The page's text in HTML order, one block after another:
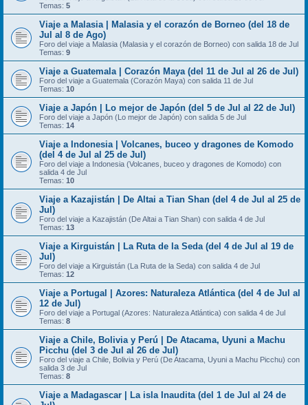
Temas: 5
Viaje a Malasia | Malasia y el corazón de Borneo (del 18 de
Jul al 8 de Ago)
Foro del viaje a Malasia (Malasia y el corazón de Borneo) con salida 18 de Jul
Temas: 9
Viaje a Guatemala | Corazón Maya (del 11 de Jul al 26 de Jul)
Foro del viaje a Guatemala (Corazón Maya) con salida 11 de Jul
Temas: 10
Viaje a Japón | Lo mejor de Japón (del 5 de Jul al 22 de Jul)
Foro del viaje a Japón (Lo mejor de Japón) con salida 5 de Jul
Temas: 14
Viaje a Indonesia | Volcanes, buceo y dragones de Komodo
(del 4 de Jul al 25 de Jul)
Foro del viaje a Indonesia (Volcanes, buceo y dragones de Komodo) con
salida 4 de Jul
Temas: 10
Viaje a Kazajistán | De Altai a Tian Shan (del 4 de Jul al 25 de
Jul)
Foro del viaje a Kazajistán (De Altai a Tian Shan) con salida 4 de Jul
Temas: 13
Viaje a Kirguistán | La Ruta de la Seda (del 4 de Jul al 19 de
Jul)
Foro del viaje a Kirguistán (La Ruta de la Seda) con salida 4 de Jul
Temas: 12
Viaje a Portugal | Azores: Naturaleza Atlántica (del 4 de Jul al
12 de Jul)
Foro del viaje a Portugal (Azores: Naturaleza Atlántica) con salida 4 de Jul
Temas: 8
Viaje a Chile, Bolivia y Perú | De Atacama, Uyuni a Machu
Picchu (del 3 de Jul al 26 de Jul)
Foro del viaje a Chile, Bolivia y Perú (De Atacama, Uyuni a Machu Picchu) con
salida 3 de Jul
Temas: 8
Viaje a Madagascar | La isla Inaudita (del 1 de Jul al 24 de